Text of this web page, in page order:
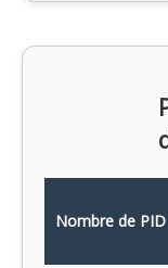
Nombre de PID